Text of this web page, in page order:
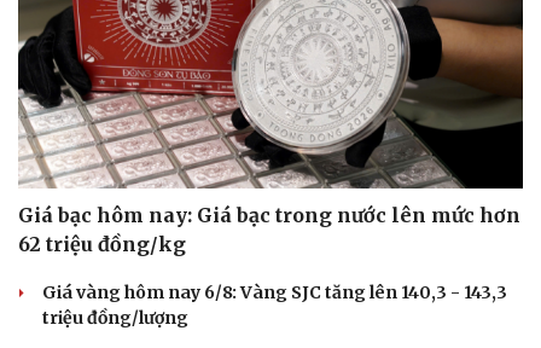
Văn hóa
Sân khấu - Điện ảnh
Văn học
Di sản
Giải trí
Nghệ sĩ
Giá bạc hôm nay: Giá bạc trong nước lên mức hơn
62 triệu đồng/kg
Giá vàng hôm nay 6/8: Vàng SJC tăng lên 140,3 - 143,3
triệu đồng/lượng